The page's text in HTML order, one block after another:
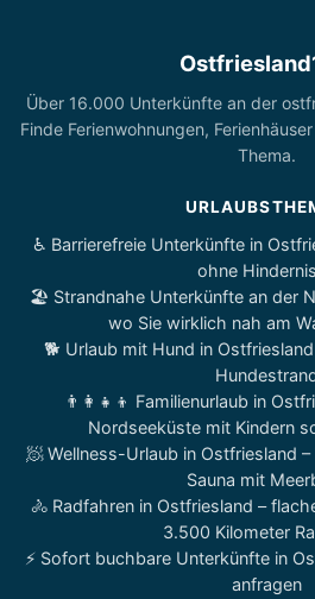
Über 16.000 Unterkünfte an der
Finde Ferienwohnungen,
Thema.
♿ Barrierefreie Unterkünfte in
ohne
🏖️ Strandnahe Unterkünfte an der
wo Sie wirklich nah am
🐕 Urlaub mit Hund in
👨‍👩‍👧‍👦 Familienurlaub in
Nordseeküste mit Kindern
🧖 Wellness-Urlaub in Ostfriesland
Sauna mit
🚴 Radfahren in Ostfriesland –
3.500 Kilometer
⚡ Sofort buchbare Unterkünfte in
anfragen